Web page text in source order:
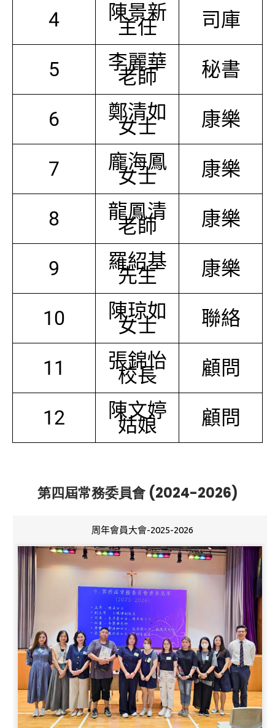
4 陳景新
主任 司庫
5 李麗華
老師 秘書
6 鄭清如
女士 康樂
7 龐海鳳
女士 康樂
8 龍鳳清
老師 康樂
9 羅紹基
先生 康樂
10 陳琼如
女士 聯絡
11 張錦怡
校長 顧問
12 陳文婷
姑娘 顧問
第四屆常務委員會 (2024-2026)
周年會員大會-2025-2026